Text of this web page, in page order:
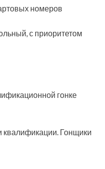
номеров
с приоритетом
гонке
квалификации. Гонщики